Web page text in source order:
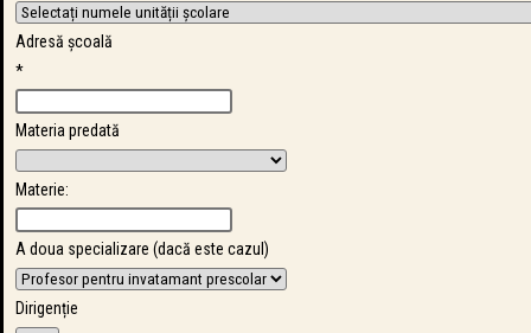
Adresă școală
*
Materia predată
Materie:
A doua specializare (dacă este cazul)
Dirigenție